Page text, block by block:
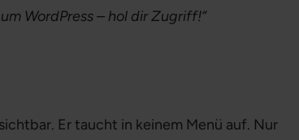
WordPress – hol dir Zugriff!“
Er taucht in keinem Menü auf. Nur